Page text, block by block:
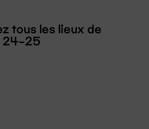
tous les lieux de
24-25